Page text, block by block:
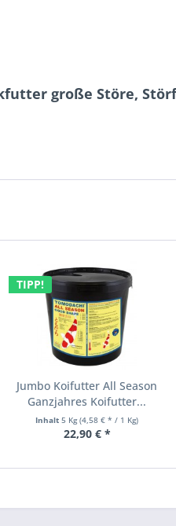
große Störe,
TIPP!
Jumbo Koifutter All Season
Ganzjahres Koifutter...
Inhalt5 Kg(4,58 € * / 1 Kg)
22,90 € *